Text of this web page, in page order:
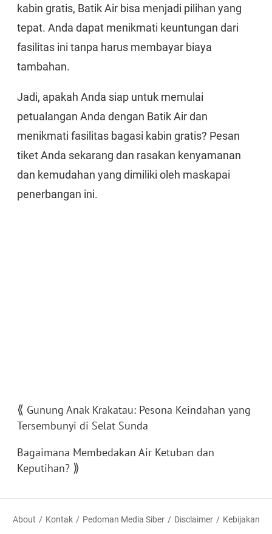
kabin gratis, Batik Air bisa menjadi pilihan yang
tepat. Anda dapat menikmati keuntungan dari
fasilitas ini tanpa harus membayar biaya
tambahan.
Jadi, apakah Anda siap untuk memulai
petualangan Anda dengan Batik Air dan
menikmati fasilitas bagasi kabin gratis? Pesan
tiket Anda sekarang dan rasakan kenyamanan
dan kemudahan yang dimiliki oleh maskapai
penerbangan ini.
⟪ Gunung Anak Krakatau: Pesona Keindahan yang
Tersembunyi di Selat Sunda
Bagaimana Membedakan Air Ketuban dan
Keputihan? ⟫
About Kontak Pedoman Media Siber Disclaimer Kebijakan